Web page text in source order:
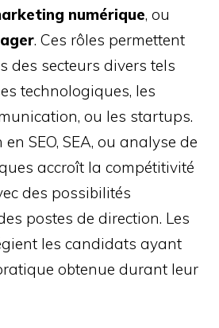
numérique, ou
. Ces rôles permettent
des secteurs divers tels
technologiques, les
ou les startups.
SEO, SEA, ou analyse de
accroît la compétitivité
des possibilités
postes de direction. Les
les candidats ayant
obtenue durant leur